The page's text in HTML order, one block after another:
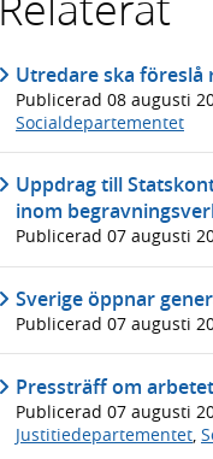
Utredare ska
Publicerad 08 augusti
Socialdepartementet
Uppdrag till
inom
Publicerad 07 augusti
Sverige öppnar
Publicerad 07 augusti
Pressträff om
Publicerad 07 augusti
Justitiedepartementet